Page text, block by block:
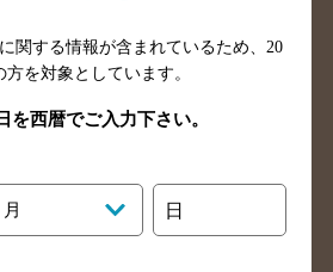
検索
愛知県のバー検索
検索
京都府のバー検索
関する情報が含まれているため、 20
方を対象としています。
を西暦でご入力下さい。
月 日